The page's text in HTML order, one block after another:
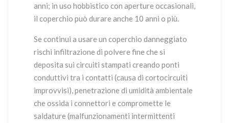
anni; in uso hobbistico con aperture occasionali,
il coperchio può durare anche 10 anni o più.
Se continui a usare un coperchio danneggiato
rischi infiltrazione di polvere fine che si
deposita sui circuiti stampati creando ponti
conduttivi tra i contatti (causa di cortocircuiti
improvvisi), penetrazione di umidità ambientale
che ossida i connettori e compromette le
saldature (malfunzionamenti intermittenti